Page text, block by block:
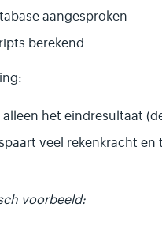
aangesproken
berekend
alleen het eindresultaat
veel rekenkracht en
voorbeeld: